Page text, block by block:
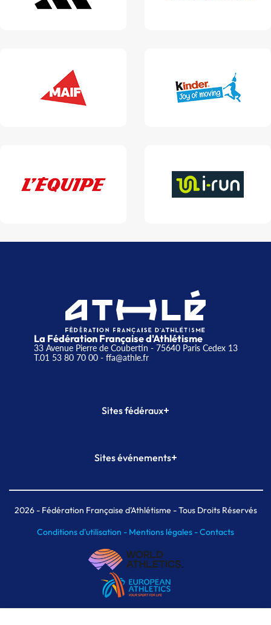
La Fédération Française d'Athlétisme
33 Avenue Pierre de Coubertin - 75640 Paris Cedex 13
T.01 53 80 70 00- ffa@athle.fr
Sites fédéraux+
Plateforme Formation
Sites événements+
Meeting de Paris indoor
MAIF Ekiden de Paris
2026- Fédération Française d'Athlétisme - Tous Droits Réservés
Conditions d'utilisation - Mentions légales -Contacts